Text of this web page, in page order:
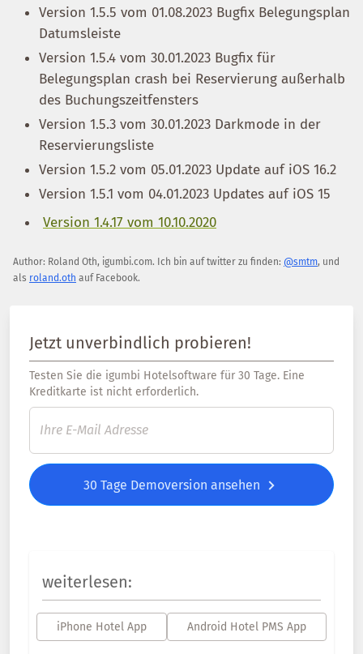
Version 1.5.5 vom 01.08.2023 Bugfix Belegungsplan
Datumsleiste
Version 1.5.4 vom 30.01.2023 Bugfix für
Belegungsplan crash bei Reservierung außerhalb
des Buchungszeitfensters
Version 1.5.3 vom 30.01.2023 Darkmode in der
Reservierungsliste
Version 1.5.2 vom 05.01.2023 Update auf iOS 16.2
Version 1.5.1 vom 04.01.2023 Updates auf iOS 15
Version 1.4.17 vom 10.10.2020
Author: Roland Oth, igumbi.com. Ich bin auf twitter zu finden: @smtm, und
als roland.oth auf Facebook.
Jetzt unverbindlich probieren!
Testen Sie die igumbi Hotelsoftware für 30 Tage. Eine
Kreditkarte ist nicht erforderlich.
30 Tage Demoversion ansehen
weiterlesen:
iPhone Hotel App Android Hotel PMS App